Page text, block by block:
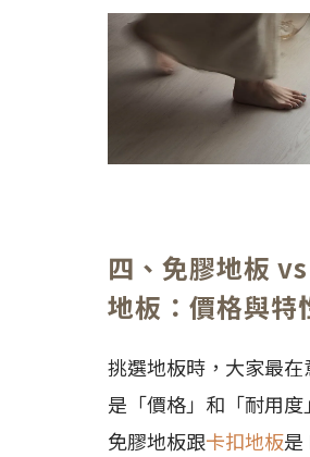
四、免膠地板
地板：價格與特
挑選地板時，大家最在
是「價格」和「耐用度
免膠地板跟卡扣地板是